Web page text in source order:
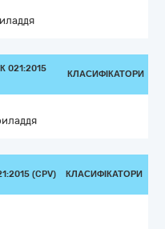
021:2015
КЛАСИФІКАТОРИ
(CPV) КЛАСИФІКАТОРИ